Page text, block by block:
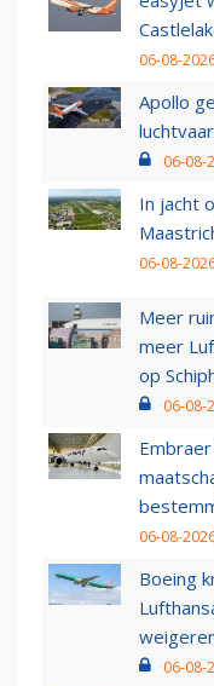
06-08-
Apollo
06-08-
In jacht
06-08-
Meer
meer
op
06-08-
06-08-
Boeing
06-08-